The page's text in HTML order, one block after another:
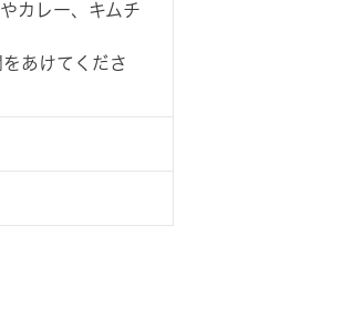
カレー、キムチ
あけてくださ